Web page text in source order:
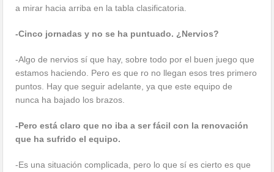
a mirar hacia arriba en la tabla clasificatoria.
-Cinco jornadas y no se ha puntuado. ¿Nervios?
-Algo de nervios sí que hay, sobre todo por el buen juego que
estamos haciendo. Pero es que ro no llegan esos tres primero
puntos. Hay que seguir adelante, ya que este equipo de
nunca ha bajado los brazos.
-Pero está claro que no iba a ser fácil con la renovación
que ha sufrido el equipo.
-Es una situación complicada, pero lo que sí es cierto es que